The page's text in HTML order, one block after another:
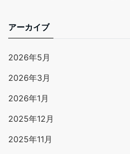
アーカイブ
2026年5月
2026年3月
2026年1月
2025年12月
2025年11月